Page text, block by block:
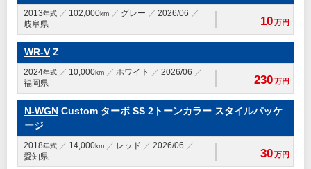
2013年式 102,000km グレー
2026/06
岐阜県
10万円
WR-V Z
2024年式 10,000km ホワイト
2026/06
福岡県
230万円
N-WGN Custom ターボ SS 2トーンカラー スタイルパッケ
ージ
2018年式 14,000km レッド
2026/06
愛知県
30万円